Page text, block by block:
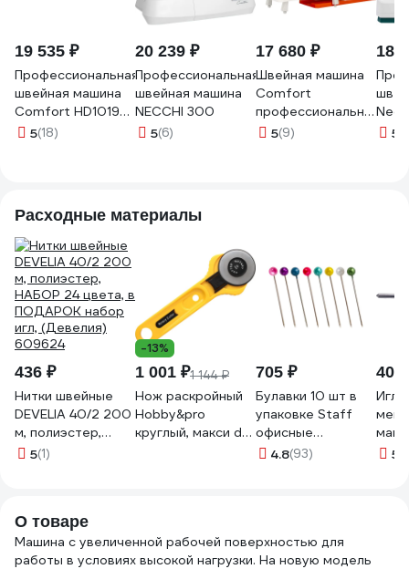
19 535 ₽
Профессиональная
швейная машина
Comfort HD1019
04044
5(18)
20 239 ₽
Профессиональная
швейная машина
NECCHI 300
5(6)
17 680 ₽
Швейная машина
Comfort
профессиональная
HD1015
5(9)
18
5
Расходные материалы
436 ₽
Нитки швейные
DEVELIA 40/2 200
м, полиэстер,
НАБОР 24 цвета, в
5(1)
-13%
1 001 ₽1 144 ₽
Нож раскройный
Hobby&pro
круглый, макси d
705 ₽
Булавки 10 шт в
упаковке Staff
офисные
EVERYDAY 28 мм
4.8(93)
404
Игла
5
О товаре
Машина с увеличенной рабочей поверхностью для
работы в условиях высокой нагрузки. На новую модель